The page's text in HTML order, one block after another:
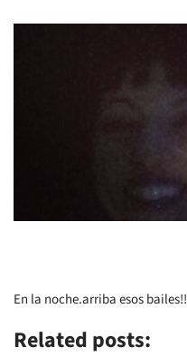
En la noche.arriba esos bailes!!
Related posts: